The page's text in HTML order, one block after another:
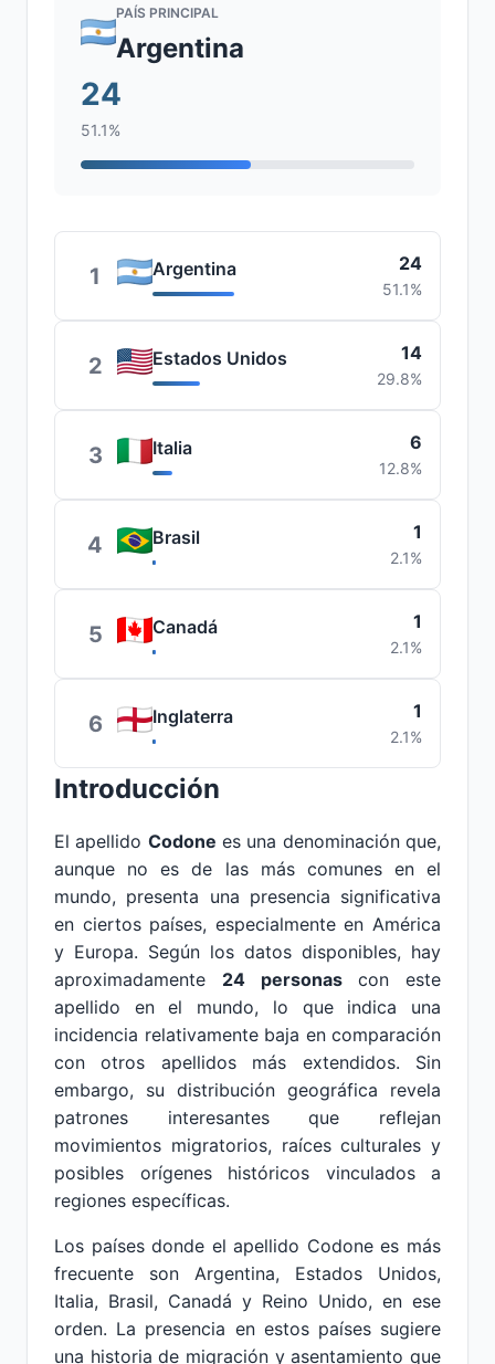
PAÍS PRINCIPAL
Argentina
24
51.1%
1 Argentina 24
51.1%
2 Estados Unidos 14
29.8%
3 Italia 6
12.8%
4 Brasil 1
2.1%
5 Canadá 1
2.1%
6 Inglaterra 1
2.1%
Introducción
El apellido Codone es una denominación que,
aunque no es de las más comunes en el
mundo, presenta una presencia significativa
en ciertos países, especialmente en América
y Europa. Según los datos disponibles, hay
aproximadamente 24 personascon este
apellido en el mundo, lo que indica una
incidencia relativamente baja en comparación
con otros apellidos más extendidos. Sin
embargo, su distribución geográfica revela
patrones interesantes que reflejan
movimientos migratorios, raíces culturales y
posibles orígenes históricos vinculados a
regiones específicas.
Los países donde el apellido Codone es más
frecuente son Argentina, Estados Unidos,
Italia, Brasil, Canadá y Reino Unido, en ese
orden. La presencia en estos países sugiere
una historia de migración y asentamiento que